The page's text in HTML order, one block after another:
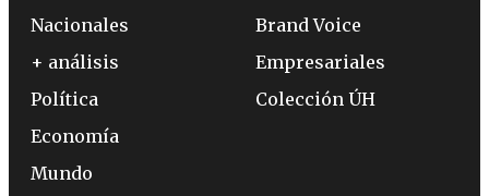
Nacionales
+ análisis
Política
Economía
Mundo
Brand Voice
Empresariales
Colección ÚH